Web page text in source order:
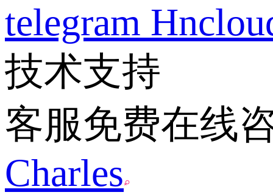
telegram
技术支持
客服免费在线
Charles